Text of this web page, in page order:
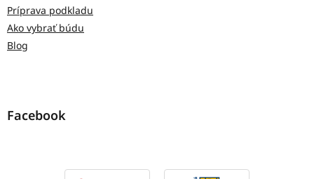
Príprava podkladu
Ako vybrať búdu
Blog
Facebook